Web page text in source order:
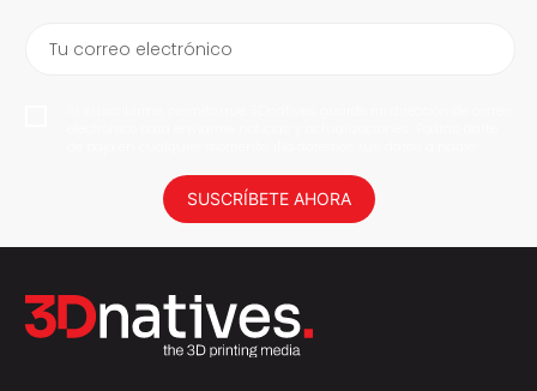
Tu correo electrónico
SUSCRÍBETE AHORA